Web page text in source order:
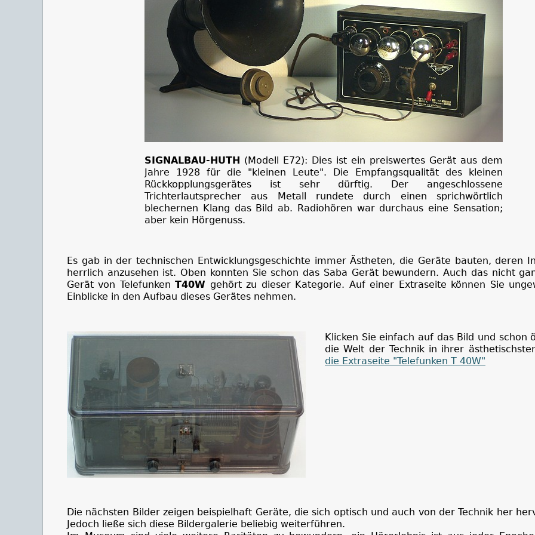
SIGNALBAU-HUTH
(Modell E72): Dies ist ein preiswertes Gerät aus dem
Jahre 1928 für die "kleinen Leute". Die Empfangsqualität des kleinen
Rückkopplungsgerätes ist sehr dürftig. Der angeschlossene
Trichterlautsprecher aus Metall rundete durch einen sprichwörtlich
blechernen Klang das Bild ab. Radiohören war durchaus eine Sensation;
aber kein Hörgenuss.
Es gab in der technischen Entwicklungsgeschichte immer Ästheten, die Geräte bauten, deren
herrlich anzusehen ist. Oben konnten Sie schon das Saba Gerät bewundern. Auch das nicht
Gerät von TelefunkenT40W gehört zu dieser Kategorie. Auf einer Extraseite können Sie
Einblicke in den Aufbau dieses Gerätes nehmen.
Klicken Sie einfach auf das Bild und schon
die Welt der Technik in ihrer
die Extraseite "Telefunken T 40W"
Die nächsten Bilder zeigen beispielhaft Geräte, die sich optisch und auch von der Technik her
Jedoch ließe sich diese Bildergalerie beliebig weiterführen.